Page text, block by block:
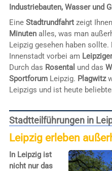
Industriebauten, Wasser und
Eine Stadtrundfahrtzeigt Ihnen
Minutenalles, was man
Leipzig gesehen haben
Innenstadt vorbei am
Durch das Rosental und das
SportforumLeipzig. Plagwitz
Leipzigs und ist heute
Stadtteilführungen in
Leipzig erleben
In Leipzig ist
nicht nur das